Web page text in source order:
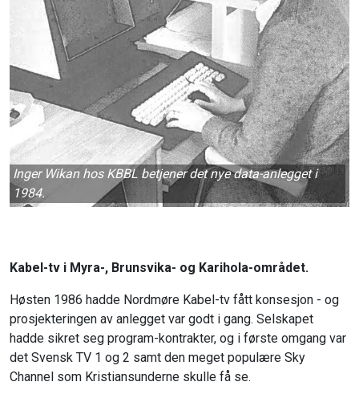
Inger Wikan hos KBBL betjener det nye data-anlegget i
1984.
Kabel-tv i Myra-, Brunsvika- og Karihola-området.
Høsten 1986 hadde Nordmøre Kabel-tv fått konsesjon - og
prosjekteringen av anlegget var godt i gang. Selskapet
hadde sikret seg program-kontrakter, og i første omgang var
det Svensk TV 1 og 2 samt den meget populære Sky
Channel som Kristiansunderne skulle få se.